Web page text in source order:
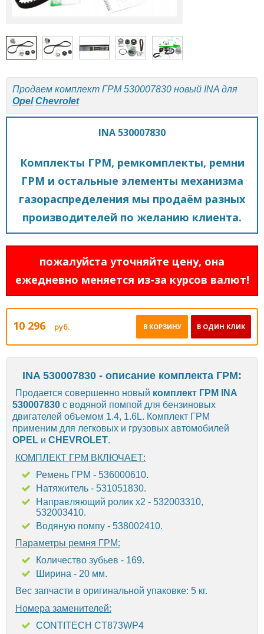
Продаем комплект ГРМ 530007830 новый INA для
Opel Chevrolet
INA 530007830
Комплекты ГРМ, ремкомплекты, ремни
ГРМ и остальные элементы механизма
газораспределения мы продаём разных
производителей по желанию клиента.
пожалуйста уточняйте цену, она
ежедневно меняется из-за курсов валют!
10 296 руб. В ОДИН КЛИК
В КОРЗИНУ
INA 530007830 - описание комплекта ГРМ:
Продается совершенно новый комплект ГРМ INA
530007830 с водяной помпой для бензиновых
двигателей объемом 1.4, 1.6L. Комплект ГРМ
применим для легковых и грузовых автомобилей
OPEL и CHEVROLET.
КОМПЛЕКТ ГРМ ВКЛЮЧАЕТ:
Ремень ГРМ - 536000610.
Натяжитель - 531051830.
Направляющий ролик х2 - 532003310,
532003410.
Водяную помпу - 538002410.
Параметры ремня ГРМ:
Количество зубьев - 169.
Ширина - 20 мм.
Вес запчасти в оригинальной упаковке: 5 кг.
Номера заменителей:
CONTITECH CT873WP4